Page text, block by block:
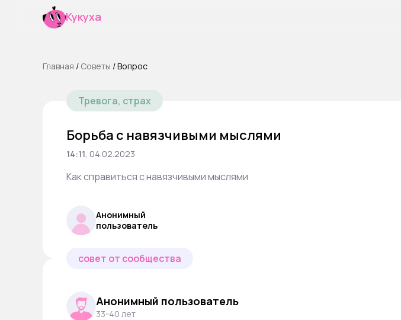
Кукуха
Главная / Cоветы /Вопрос
Тревога, страх
Борьба с навязчивыми мыслями
14:11, 04.02.2023
Как справиться с навязчивыми мыслями
Анонимный
пользователь
совет от сообщества
Анонимный пользователь
33-40 лет